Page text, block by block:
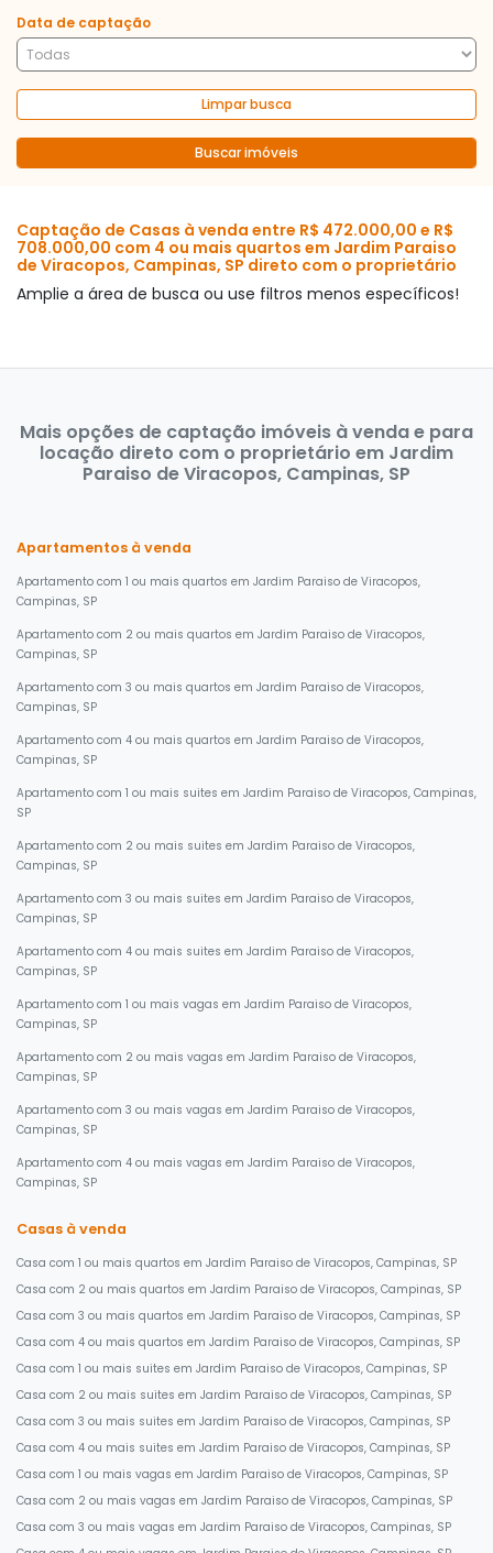
Data de captação
Limpar busca
Buscar imóveis
Captação de Casas à venda entre R$ 472.000,00 e R$
708.000,00 com 4 ou mais quartos em Jardim Paraiso
de Viracopos, Campinas, SP direto com o proprietário
Amplie a área de busca ou use filtros menos específicos!
Mais opções de captação imóveis à venda e para
locação direto com o proprietário em Jardim
Paraiso de Viracopos, Campinas, SP
Apartamentos à venda
Apartamento com 1 ou mais quartos em Jardim Paraiso de Viracopos,
Campinas, SP
Apartamento com 2 ou mais quartos em Jardim Paraiso de Viracopos,
Campinas, SP
Apartamento com 3 ou mais quartos em Jardim Paraiso de Viracopos,
Campinas, SP
Apartamento com 4 ou mais quartos em Jardim Paraiso de Viracopos,
Campinas, SP
Apartamento com 1 ou mais suites em Jardim Paraiso de Viracopos, Campinas,
SP
Apartamento com 2 ou mais suites em Jardim Paraiso de Viracopos,
Campinas, SP
Apartamento com 3 ou mais suites em Jardim Paraiso de Viracopos,
Campinas, SP
Apartamento com 4 ou mais suites em Jardim Paraiso de Viracopos,
Campinas, SP
Apartamento com 1 ou mais vagas em Jardim Paraiso de Viracopos,
Campinas, SP
Apartamento com 2 ou mais vagas em Jardim Paraiso de Viracopos,
Campinas, SP
Apartamento com 3 ou mais vagas em Jardim Paraiso de Viracopos,
Campinas, SP
Apartamento com 4 ou mais vagas em Jardim Paraiso de Viracopos,
Campinas, SP
Casas à venda
Casa com 1 ou mais quartos em Jardim Paraiso de Viracopos, Campinas, SP
Casa com 2 ou mais quartos em Jardim Paraiso de Viracopos, Campinas, SP
Casa com 3 ou mais quartos em Jardim Paraiso de Viracopos, Campinas, SP
Casa com 4 ou mais quartos em Jardim Paraiso de Viracopos, Campinas, SP
Casa com 1 ou mais suites em Jardim Paraiso de Viracopos, Campinas, SP
Casa com 2 ou mais suites em Jardim Paraiso de Viracopos, Campinas, SP
Casa com 3 ou mais suites em Jardim Paraiso de Viracopos, Campinas, SP
Casa com 4 ou mais suites em Jardim Paraiso de Viracopos, Campinas, SP
Casa com 1 ou mais vagas em Jardim Paraiso de Viracopos, Campinas, SP
Casa com 2 ou mais vagas em Jardim Paraiso de Viracopos, Campinas, SP
Casa com 3 ou mais vagas em Jardim Paraiso de Viracopos, Campinas, SP